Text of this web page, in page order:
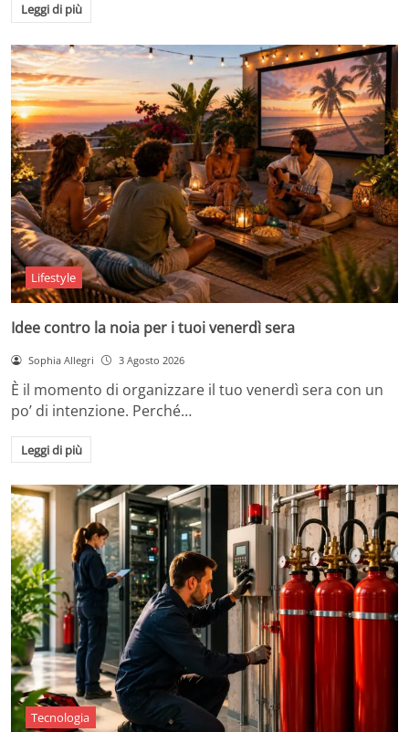
Leggi di più
Lifestyle
Idee contro la noia per i tuoi venerdì sera
Sophia Allegri 3 Agosto 2026
È il momento di organizzare il tuo venerdì sera con un
po’ di intenzione. Perché…
Leggi di più
Tecnologia